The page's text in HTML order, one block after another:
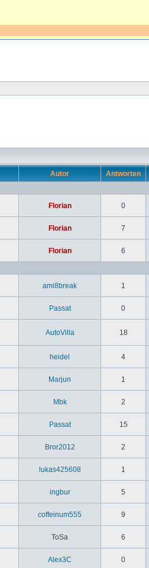
Autor Antworten
Florian 0
Florian 7
Florian 6
ami8break 1
Passat 0
AutoVilla 18
heidel 4
Marjun 1
Mbk 2
Passat 15
Bror2012 2
lukas425608 1
ingbur 5
coffeinum555 9
ToSa 6
Alex3C 0